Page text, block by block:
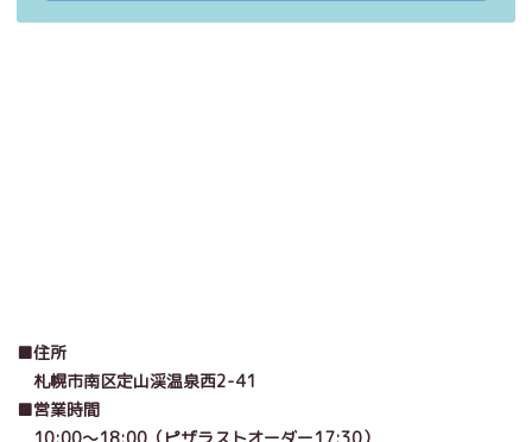
■住所
札幌市南区定山渓温泉西2-41
■営業時間
10:00～18:00（ピザラストオーダー17:30）